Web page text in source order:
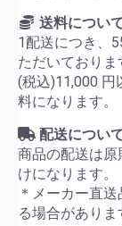
送料につい
1配送につき、
ただいておりま
(税込)11,000
料になります。
配送につい
商品の配送は
けになります。
＊メーカー直
る場合がありま